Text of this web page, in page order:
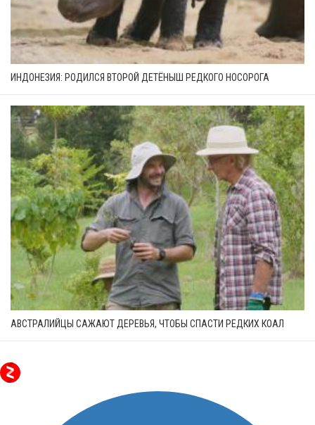
ИНДОНЕЗИЯ: РОДИЛСЯ ВТОРОЙ ДЕТЁНЫШ РЕДКОГО НОСОРОГА
АВСТРАЛИЙЦЫ САЖАЮТ ДЕРЕВЬЯ, ЧТОБЫ СПАСТИ РЕДКИХ КОАЛ